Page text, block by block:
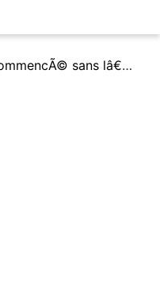
Le monde a commencÃ© sans lâ€™homme et il sâ€™achÃ¨vera sans lui.